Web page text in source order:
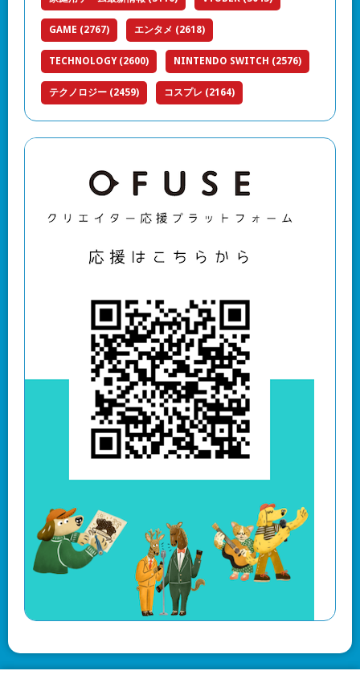
GAME (2767) エンタメ (2618)
TECHNOLOGY(2600) NINTENDO SWITCH (2576)
テクノロジー (2459) コスプレ (2164)